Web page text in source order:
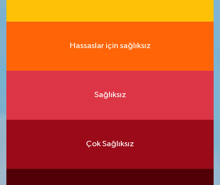
Hassaslar için sağlıksız
Sağlıksız
Çok Sağlıksız